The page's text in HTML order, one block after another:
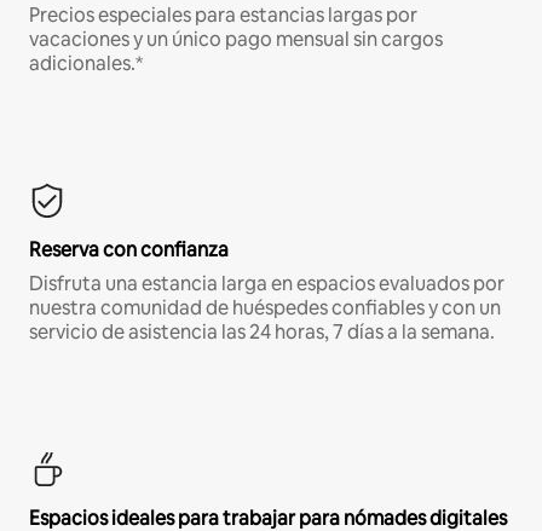
Precios especiales para estancias largas por
vacaciones y un único pago mensual sin cargos
adicionales.*
Reserva con confianza
Disfruta una estancia larga en espacios evaluados por
nuestra comunidad de huéspedes confiables y con un
servicio de asistencia las 24 horas, 7 días a la semana.
Espacios ideales para trabajar para nómades digitales